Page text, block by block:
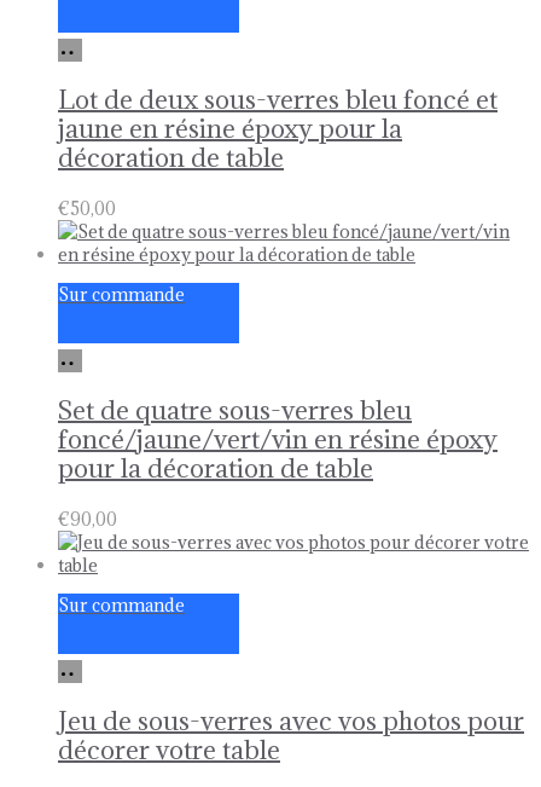
Ajouter
au
panier
Lot de deux sous-verres bleu foncé et
jaune en résine époxy pour la
décoration de table
€50,00
Sur commande
Ajouter
au
panier
Set de quatre sous-verres bleu
foncé/jaune/vert/vin en résine époxy
pour la décoration de table
€90,00
Sur commande
Ajouter
au
panier
Jeu de sous-verres avec vos photos pour
décorer votre table